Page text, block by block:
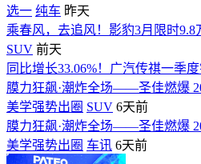
选一 纯车 昨天
乘春风，去追风！影豹3月限时9.8
SUV 前天
同比增长33.06%！广汽传祺一季
膜力狂飙·潮炸全场——圣佳燃爆
美学强势出圈 SUV 6天前
膜力狂飙·潮炸全场——圣佳燃爆
美学强势出圈 车讯 6天前